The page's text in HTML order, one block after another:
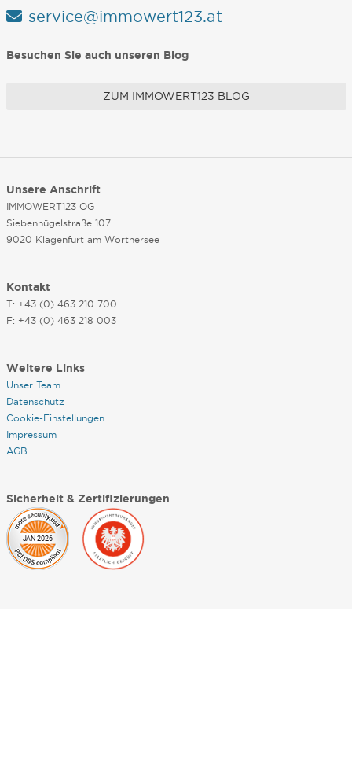
service@immowert123.at
Besuchen Sie auch unseren Blog
ZUM IMMOWERT123 BLOG
Unsere Anschrift
IMMOWERT123 OG
Siebenhügelstraße 107
9020 Klagenfurt am Wörthersee
Kontakt
T: +43 (0) 463 210 700
F: +43 (0) 463 218 003
Weitere Links
Unser Team
Datenschutz
Cookie-Einstellungen
Impressum
AGB
Sicherheit & Zertifizierungen